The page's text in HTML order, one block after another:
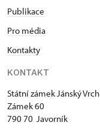
Publikace
Pro média
Kontakty
KONTAKT
Státní zámek Jánský Vrch
Zámek 60
790 70 Javorník